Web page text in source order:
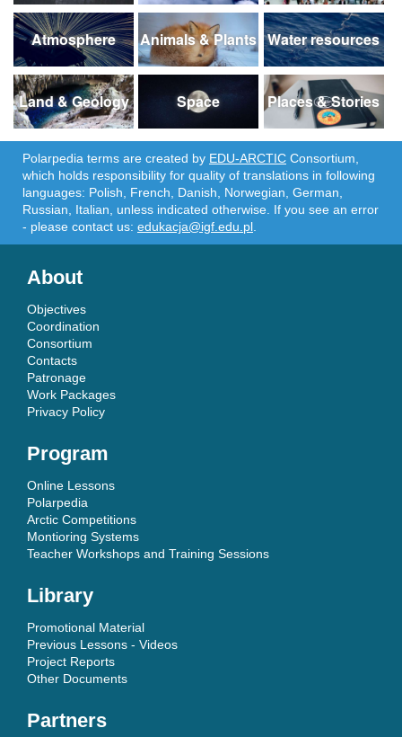
Atmosphere Animals & Plants Water resources
Land & Geology Space Places & Stories
Polarpedia terms are created by EDU-ARCTIC Consortium,
which holds responsibility for quality of translations in following
languages: Polish, French, Danish, Norwegian, German,
Russian, Italian, unless indicated otherwise. If you see an error
- please contact us: edukacja@igf.edu.pl
About
Objectives
Coordination
Consortium
Contacts
Patronage
Work Packages
Privacy Policy
Program
Online Lessons
Polarpedia
Arctic Competitions
Montioring Systems
Teacher Workshops and Training Sessions
Library
Promotional Material
Previous Lessons - Videos
Project Reports
Other Documents
Partners